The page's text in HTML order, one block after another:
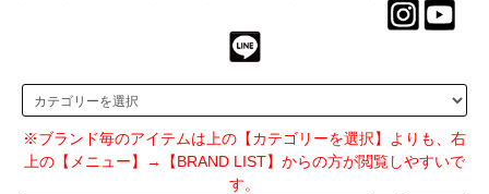
※ブランド毎のアイテムは上の【カテゴリーを選択】よりも、右
上の【メニュー】→【BRAND LIST】からの方が閲覧しやすいで
す。